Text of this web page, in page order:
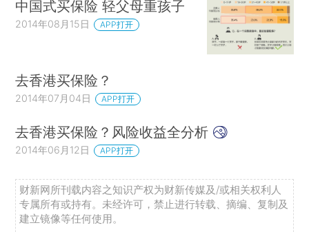
中国式买保险 轻父母重孩子
2014年08月15日 APP打开
去香港买保险？
2014年07月04日 APP打开
去香港买保险？风险收益全分析
2014年06月12日 APP打开
财新网所刊载内容之知识产权为财新传媒及/或相关权利人
专属所有或持有。未经许可，禁止进行转载、摘编、复制及
建立镜像等任何使用。